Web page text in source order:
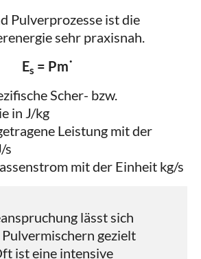
Pulverprozesse ist die
sehr praxisnah.
Es = Pm˙
Scher- bzw.
in J/kg
Leistung mit der
s
mit der Einheit kg/s
lässt sich
gezielt
ist eine intensive